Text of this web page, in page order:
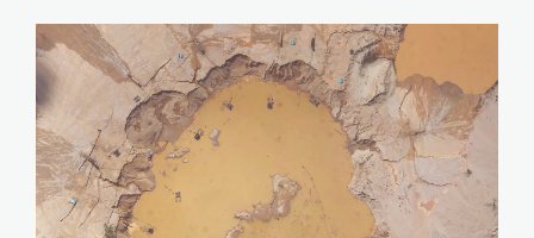
MAAP Project
mineria ilegal